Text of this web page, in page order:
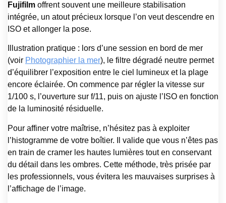
Fujifilm offrent souvent une meilleure stabilisation
intégrée, un atout précieux lorsque l’on veut descendre en
ISO et allonger la pose.
Illustration pratique : lors d’une session en bord de mer
(voir Photographier la mer), le filtre dégradé neutre permet
d’équilibrer l’exposition entre le ciel lumineux et la plage
encore éclairée. On commence par régler la vitesse sur
1/100 s, l’ouverture sur f/11, puis on ajuste l’ISO en fonction
de la luminosité résiduelle.
Pour affiner votre maîtrise, n’hésitez pas à exploiter
l’histogramme de votre boîtier. Il valide que vous n’êtes pas
en train de cramer les hautes lumières tout en conservant
du détail dans les ombres. Cette méthode, très prisée par
les professionnels, vous évitera les mauvaises surprises à
l’affichage de l’image.